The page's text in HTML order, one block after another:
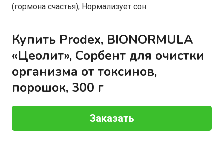
(гормона счастья); Нормализует сон.
Купить Prodex, BIONORMULA
«Цеолит», Сорбент для очистки
организма от токсинов,
порошок, 300 г
Заказать